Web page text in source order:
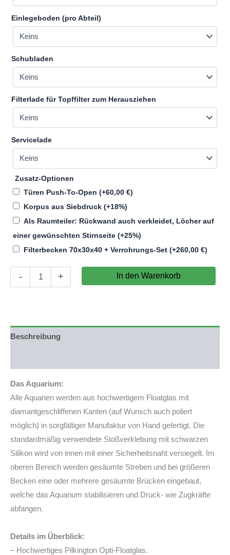
Einlegeboden (pro Abteil)
Schubladen
Filterlade für Topffilter zum Herausziehen
Servicelade
Zusatz-Optionen
Türen Push-To-Open (+60,00 €)
Korpus aus Siebdruck (+18%)
Als Raumteiler: Rückwand auch verkleidet, Löcher auf
einer gewünschten Stirnseite (+25%)
Filterbecken 70x30x40 + Verrohrungs-Set (+260,00 €)
-
Individuell
+ In den Warenkorb
Beschreibung
Das Aquarium:
Alle Aquarien werden aus hochwertigem Floatglas mit
diamantgeschliffenen Kanten (auf Wunsch auch poliert
möglich) in sorgfältiger Manufaktur von Hand gefertigt. Die
standardmäßig verwendete Stoßverklebung mit schwarzen
Silikon wird von innen mit einer Sicherheitsnaht versiegelt. Im
oberen Bereich werden gesäumte Streben und bei größeren
Becken eine oder mehrere gesäumte Brücken eingebaut,
welche das Aquarium stabilisieren und Druck- wie Zugkräfte
abfangen.
Details im Überblick:
– Hochwertiges Pilkington Opti-Floatglas.